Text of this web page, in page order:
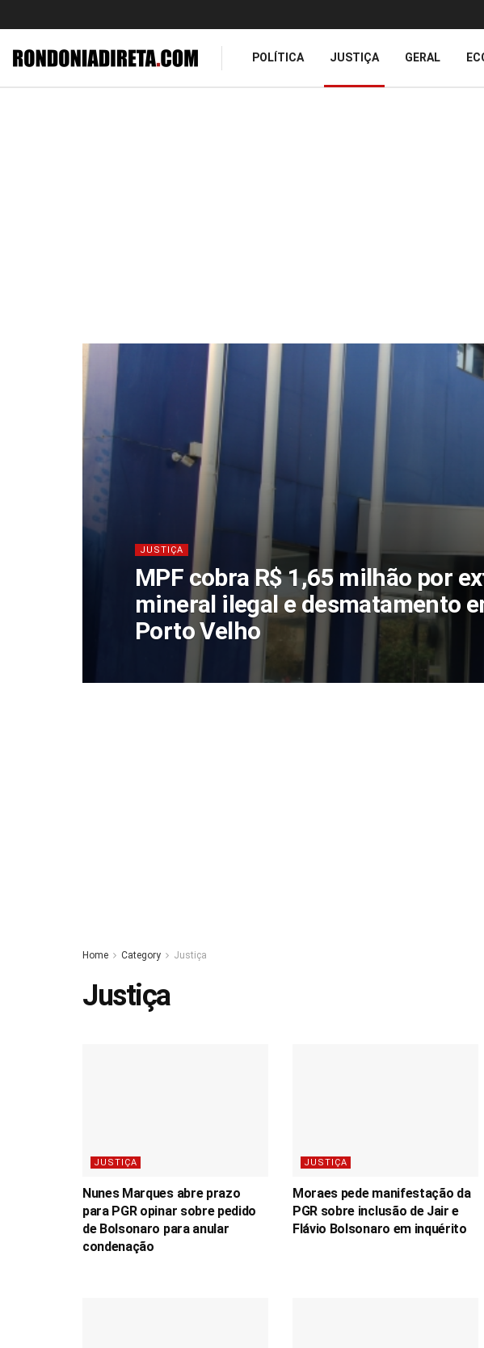
POLÍTICA JUSTIÇA GERAL
JUSTIÇA
MPF cobra R$ 1,65 milhão por
mineral ilegal e desmatamento
Porto Velho
Home Category Justiça
Justiça
JUSTIÇA
Nunes Marques abre prazo
para PGR opinar sobre pedido
de Bolsonaro para anular
condenação
JUSTIÇA
Moraes pede manifestação da
PGR sobre inclusão de Jair e
Flávio Bolsonaro em inquérito